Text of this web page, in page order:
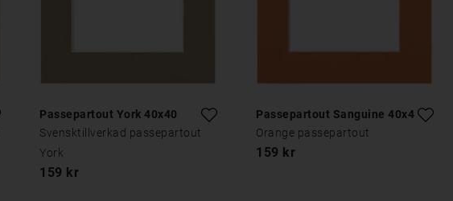
Passepartout York 40x40
Svensktillverkad passepartout
York
159 kr
Passepartout Sanguine 40x40
Orange passepartout
159 kr